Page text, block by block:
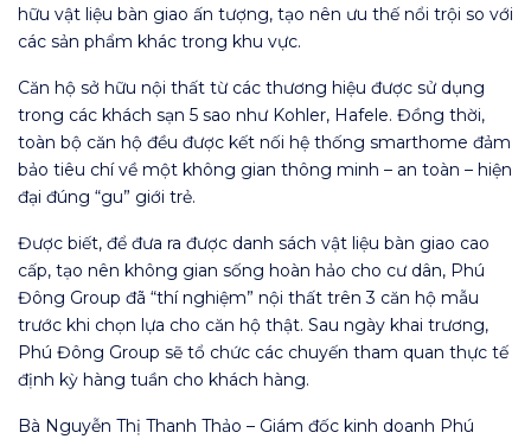
hữu vật liệu bàn giao ấn tượng, tạo nên ưu thế nổi trội so với
các sản phẩm khác trong khu vực.
Căn hộ sở hữu nội thất từ các thương hiệu được sử dụng
trong các khách sạn 5 sao như Kohler, Hafele. Đồng thời,
toàn bộ căn hộ đều được kết nối hệ thống smarthome đảm
bảo tiêu chí về một không gian thông minh – an toàn – hiện
đại đúng “gu” giới trẻ.
Được biết, để đưa ra được danh sách vật liệu bàn giao cao
cấp, tạo nên không gian sống hoàn hảo cho cư dân, Phú
Đông Group đã “thí nghiệm” nội thất trên 3 căn hộ mẫu
trước khi chọn lựa cho căn hộ thật. Sau ngày khai trương,
Phú Đông Group sẽ tổ chức các chuyến tham quan thực tế
định kỳ hàng tuần cho khách hàng.
Bà Nguyễn Thị Thanh Thảo – Giám đốc kinh doanh Phú